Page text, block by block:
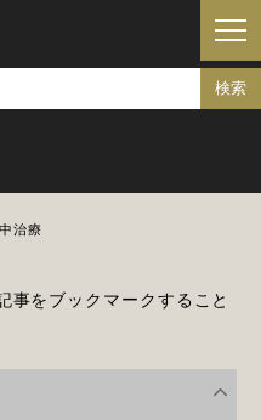
治療
事をブックマークすること